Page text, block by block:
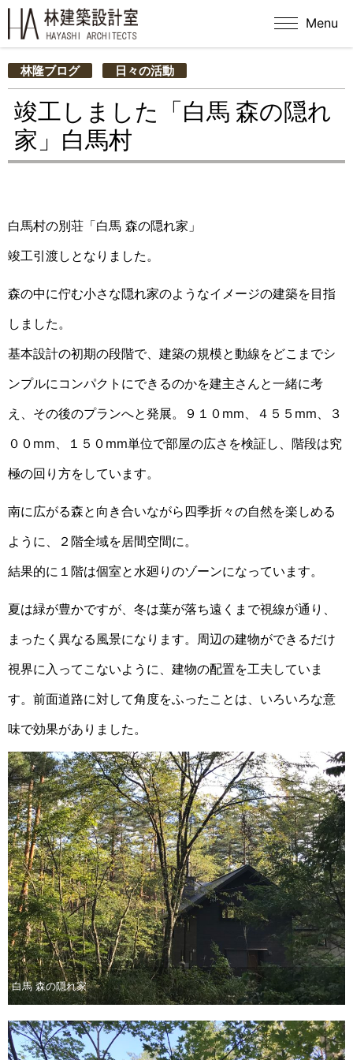
Menu
林隆ブログ 日々の活動
竣工しました「白馬 森の隠れ
家」白馬村
白馬村の別荘「白馬 森の隠れ家」
竣工引渡しとなりました。
森の中に佇む小さな隠れ家のようなイメージの建築を目指
しました。
基本設計の初期の段階で、建築の規模と動線をどこまでシ
ンプルにコンパクトにできるのかを建主さんと一緒に考
え、その後のプランへと発展。９１０mm、４５５mm、３
００mm、１５０mm単位で部屋の広さを検証し、階段は究
極の回り方をしています。
南に広がる森と向き合いながら四季折々の自然を楽しめる
ように、２階全域を居間空間に。
結果的に１階は個室と水廻りのゾーンになっています。
夏は緑が豊かですが、冬は葉が落ち遠くまで視線が通り、
まったく異なる風景になります。周辺の建物ができるだけ
視界に入ってこないように、建物の配置を工夫していま
す。前面道路に対して角度をふったことは、いろいろな意
味で効果がありました。
白馬 森の隠れ家